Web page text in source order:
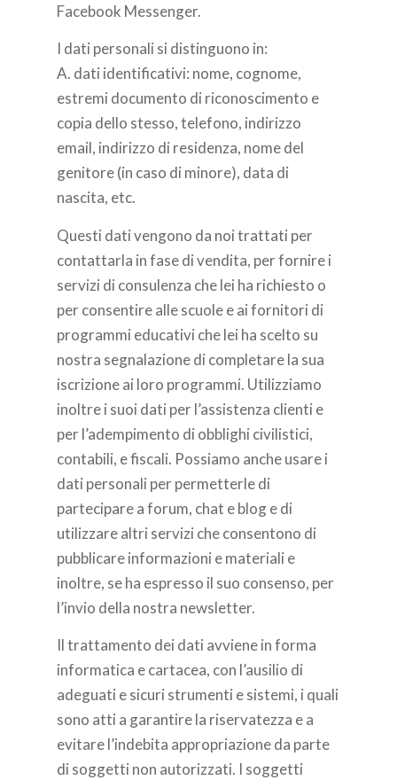
Facebook Messenger.
I dati personali si distinguono in:
A. dati identificativi: nome, cognome,
estremi documento di riconoscimento e
copia dello stesso, telefono, indirizzo
email, indirizzo di residenza, nome del
genitore (in caso di minore), data di
nascita, etc.
Questi dati vengono da noi trattati per
contattarla in fase di vendita, per fornire i
servizi di consulenza che lei ha richiesto o
per consentire alle scuole e ai fornitori di
programmi educativi che lei ha scelto su
nostra segnalazione di completare la sua
iscrizione ai loro programmi. Utilizziamo
inoltre i suoi dati per l’assistenza clienti e
per l’adempimento di obblighi civilistici,
contabili, e fiscali. Possiamo anche usare i
dati personali per permetterle di
partecipare a forum, chat e blog e di
utilizzare altri servizi che consentono di
pubblicare informazioni e materiali e
inoltre, se ha espresso il suo consenso, per
l’invio della nostra newsletter.
Il trattamento dei dati avviene in forma
informatica e cartacea, con l’ausilio di
adeguati e sicuri strumenti e sistemi, i quali
sono atti a garantire la riservatezza e a
evitare l’indebita appropriazione da parte
di soggetti non autorizzati. I soggetti